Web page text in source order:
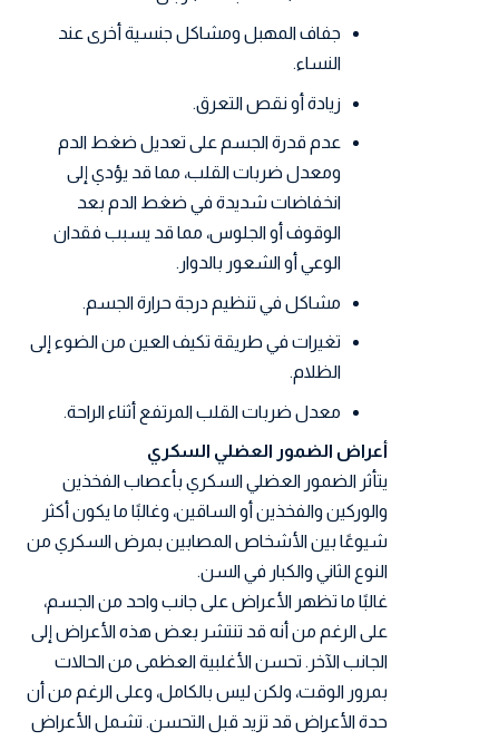
جفاف المهبل ومشاكل جنسية أخرى عند
النساء.
زيادة أو نقص التعرق.
عدم قدرة الجسم على تعديل ضغط الدم
ومعدل ضربات القلب، مما قد يؤدي إلى
انخفاضات شديدة في ضغط الدم بعد
الوقوف أو الجلوس، مما قد يسبب فقدان
الوعي أو الشعور بالدوار.
مشاكل في تنظيم درجة حرارة الجسم.
تغيرات في طريقة تكيف العين من الضوء إلى
الظلام.
معدل ضربات القلب المرتفع أثناء الراحة.
أعراض الضمور العضلي السكري
يتأثر الضمور العضلي السكري بأعصاب الفخذين
والوركين والفخذين أو الساقين، وغالبًا ما يكون أكثر
شيوعًا بين الأشخاص المصابين بمرض السكري من
النوع الثاني والكبار في السن.
غالبًا ما تظهر الأعراض على جانب واحد من الجسم،
على الرغم من أنه قد تنتشر بعض هذه الأعراض إلى
الجانب الآخر. تحسن الأغلبية العظمى من الحالات
بمرور الوقت، ولكن ليس بالكامل، وعلى الرغم من أن
حدة الأعراض قد تزيد قبل التحسن. تشمل الأعراض